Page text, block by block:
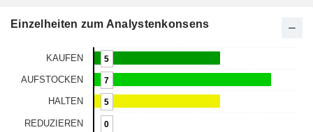
Einzelheiten zum Analystenkonsens